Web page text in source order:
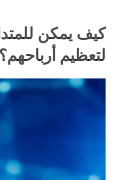
لتعظيم أرباحهم؟